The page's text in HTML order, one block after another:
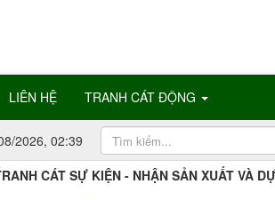
LIÊN HỆ TRANH CÁT ĐỘNG
2026, 02:39
CÁT SỰ KIỆN - NHẬN SẢN XUẤT VÀ